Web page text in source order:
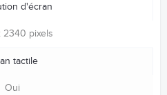
d'écran
2340 pixels
tactile
Oui